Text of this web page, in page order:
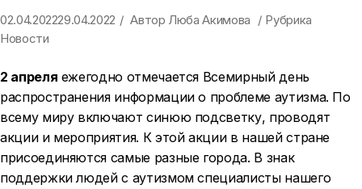
02.04.202229.04.2022 Автор Люба Акимова
Рубрика
Новости
2 апреля ежегодно отмечается Всемирный день
распространения информации о проблеме аутизма. По
всему миру включают синюю подсветку, проводят
акции и мероприятия. К этой акции в нашей стране
присоединяются самые разные города. В знак
поддержки людей с аутизмом специалисты нашего